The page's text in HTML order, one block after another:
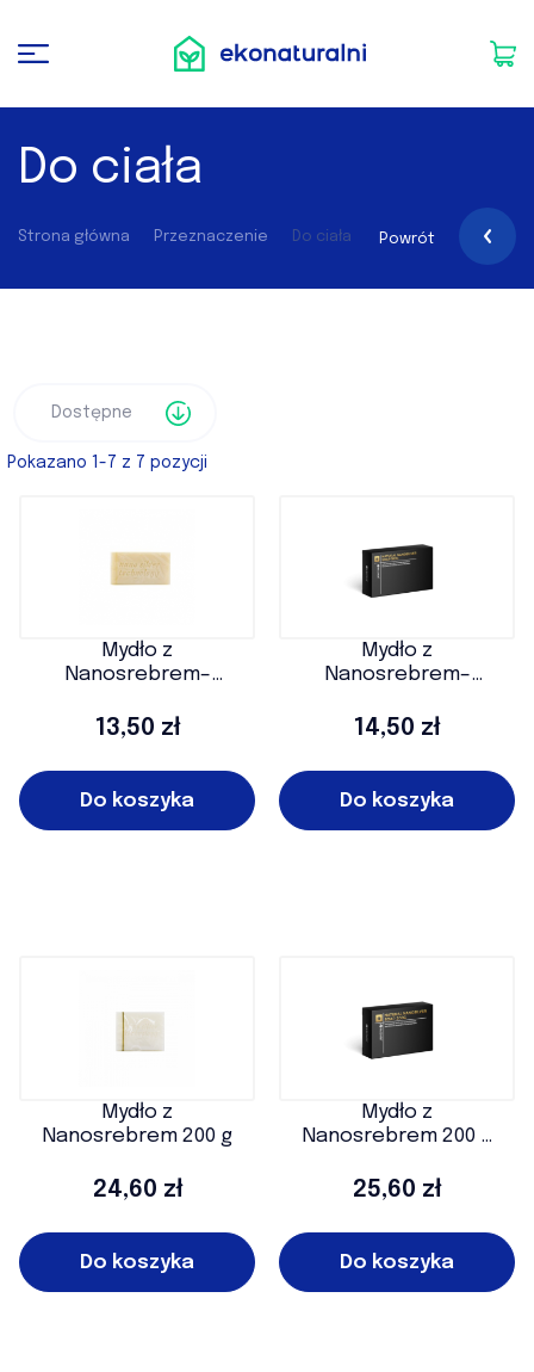
Do ciała
Strona główna Przeznaczenie Do ciała Powrót
Pokazano 1-7 z 7 pozycji
Mydło z
Nanosrebrem–
Cena
13,50 zł
Do koszyka
Mydło z
Nanosrebrem–
Cena
14,50 zł
Do koszyka
Mydło z
Nanosrebrem 200 g
Cena
24,60 zł
Do koszyka
Mydło z
Nanosrebrem 200 g
Cena
25,60 zł
Do koszyka